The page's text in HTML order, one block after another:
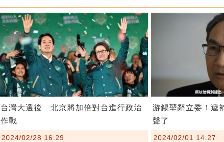
台灣大選後 北京將加倍對台進行政治
作戰
2024/02/28 16:29
游錫堃辭立委！
聲了
2024/02/01 14:27